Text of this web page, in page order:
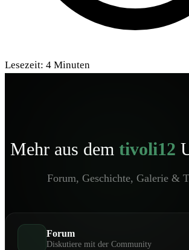
Lesezeit: 4 Minuten
Mehr aus dem tivoli12
Forum, Geschichte, Galerie &
Forum
Diskutiere mit der Community